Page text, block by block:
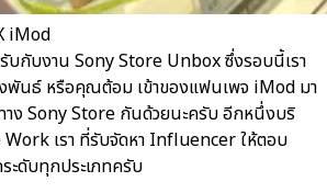
iMod
บกับงาน Sony Store Unbox ซึ่งรอบนี้เรา
พันธ์ หรือคุณต้อม เข้าของแฟนเพจ iMod มา
ง Sony Store กันด้วยนะครับ อีกหนึ่งบริ
เรา ที่รับจัดหา Influencer ให้ตอบ
ะดับทุกประเภทครับ